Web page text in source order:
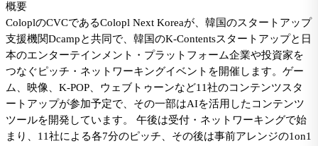
概要
ColoplのCVCであるColopl Next Koreaが、韓国のスタートアップ
支援機関Dcampと共同で、韓国のK-Contentsスタートアップと日
本のエンターテインメント・プラットフォーム企業や投資家を
つなぐピッチ・ネットワーキングイベントを開催します。ゲー
ム、映像、K-POP、ウェブトゥーンなど11社のコンテンツスタ
ートアップが参加予定で、その一部はAIを活用したコンテンツ
ツールを開発しています。 午後は受付・ネットワーキングで始
まり、11社による各7分のピッチ、その後は事前アレンジの1on1